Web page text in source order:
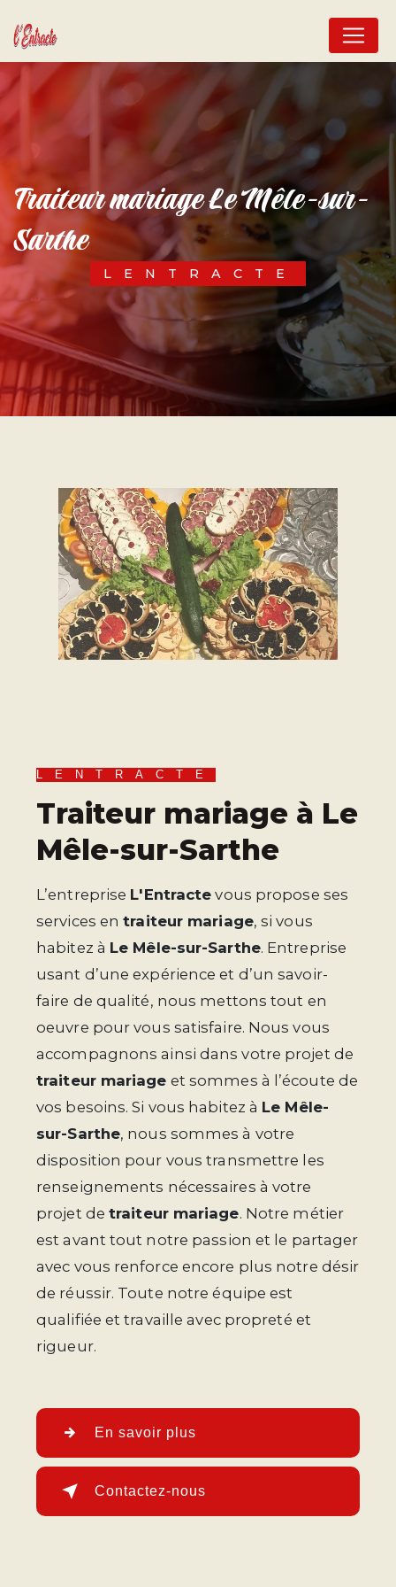
traiteur mariage Le Mêle-sur-
Sarthe
LENTRACTE
LENTRACTE
traiteur mariage à Le
Mêle-sur-Sarthe
L’entreprise L'Entracte vous propose ses
services entraiteur mariage, si vous
habitez à Le Mêle-sur-Sarthe. Entreprise
usant d’une expérience et d’un savoir-
faire de qualité, nous mettons tout en
oeuvre pour vous satisfaire. Nous vous
accompagnons ainsi dans votre projet de
traiteur mariage et sommes à l’écoute de
vos besoins. Si vous habitez à Le Mêle-
sur-Sarthe, nous sommes à votre
disposition pour vous transmettre les
renseignements nécessaires à votre
projet de traiteur mariage. Notre métier
est avant tout notre passion et le partager
avec vous renforce encore plus notre désir
de réussir. Toute notre équipe est
qualifiée et travaille avec propreté et
rigueur.
En savoir plus
Contactez-nous